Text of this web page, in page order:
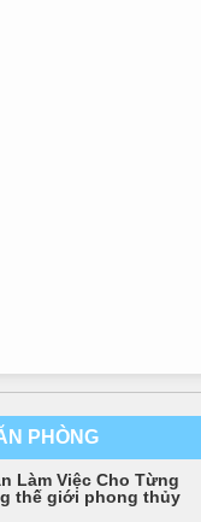
PHÒNG
Làm Việc Cho Từng
thế giới phong thủy